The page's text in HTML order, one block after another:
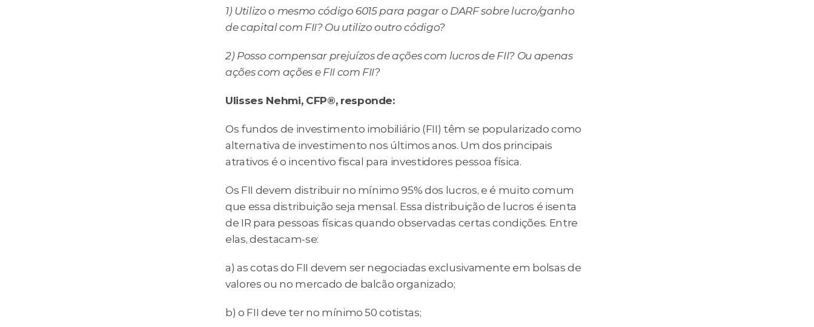
1) Utilizo o mesmo código 6015 para pagar o DARF sobre lucro/ganho
de capital com FII? Ou utilizo outro código?
2) Posso compensar prejuízos de ações com lucros de FII? Ou apenas
ações com ações e FII com FII?
Ulisses Nehmi, CFP®, responde:
Os fundos de investimento imobiliário (FII) têm se popularizado como
alternativa de investimento nos últimos anos. Um dos principais
atrativos é o incentivo fiscal para investidores pessoa física.
Os FII devem distribuir no mínimo 95% dos lucros, e é muito comum
que essa distribuição seja mensal. Essa distribuição de lucros é isenta
de IR para pessoas físicas quando observadas certas condições. Entre
elas, destacam-se:
a) as cotas do FII devem ser negociadas exclusivamente em bolsas de
valores ou no mercado de balcão organizado;
b) o FII deve ter no mínimo 50 cotistas;